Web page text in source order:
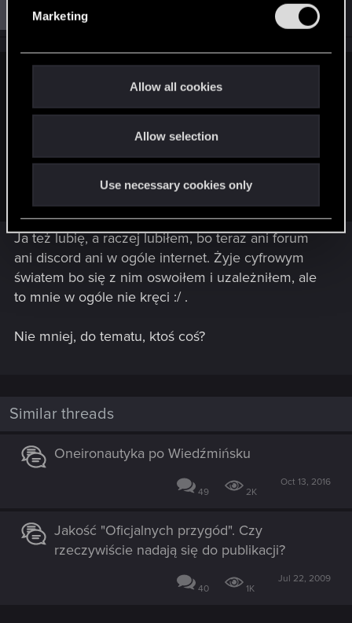
Marketing
Allow all cookies
Allow selection
Use necessary cookies only
Guest 3711278
Aug 19, 2025
Są takie dinozaury jak ja, które wolą zajrzeć na forum niż na
Samo forum to też o wiele większy ekosystem niż to co tutaj
Ja też lubię, a raczej lubiłem, bo teraz ani forum
ani discord ani w ogóle internet. Żyje cyfrowym
światem bo się z nim oswoiłem i uzależniłem, ale
to mnie w ogóle nie kręci :/ .
Nie mniej, do tematu, ktoś coś?
Similar threads
Oneironautyka po Wiedźmińsku
49 2K
Oct 13, 2016
Jakość "Oficjalnych przygód". Czy
rzeczywiście nadają się do publikacji?
40 1K
Jul 22, 2009